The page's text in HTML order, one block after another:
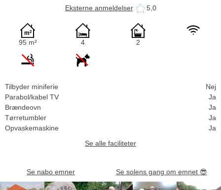
Eksterne anmeldelser 5,0
95 m² 4 2
Tilbyder miniferie
Nej
Parabol/kabel TV
Ja
Brændeovn
Ja
Tørretumbler
Ja
Opvaskemaskine
Ja
Se alle faciliteter
Se nabo emner Se solens gang om emnet 😎